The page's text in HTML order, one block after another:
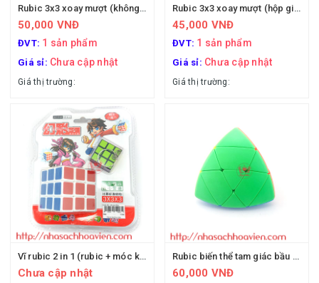
Rubic 3x3 xoay mượt (không viền)
50,000 VNĐ
ĐVT: 1 sản phẩm
Giá sỉ: Chưa cập nhật
Giá thị trường:
Rubic 3x3 xoay mượt (hộp giấy + viền)
45,000 VNĐ
ĐVT: 1 sản phẩm
Giá sỉ: Chưa cập nhật
Giá thị trường:
Vĩ rubic 2 in 1 (rubic + móc khóa)
Chưa cập nhật
Rubic biến thể tam giác bầu tròn (hộp nhựa)
60,000 VNĐ